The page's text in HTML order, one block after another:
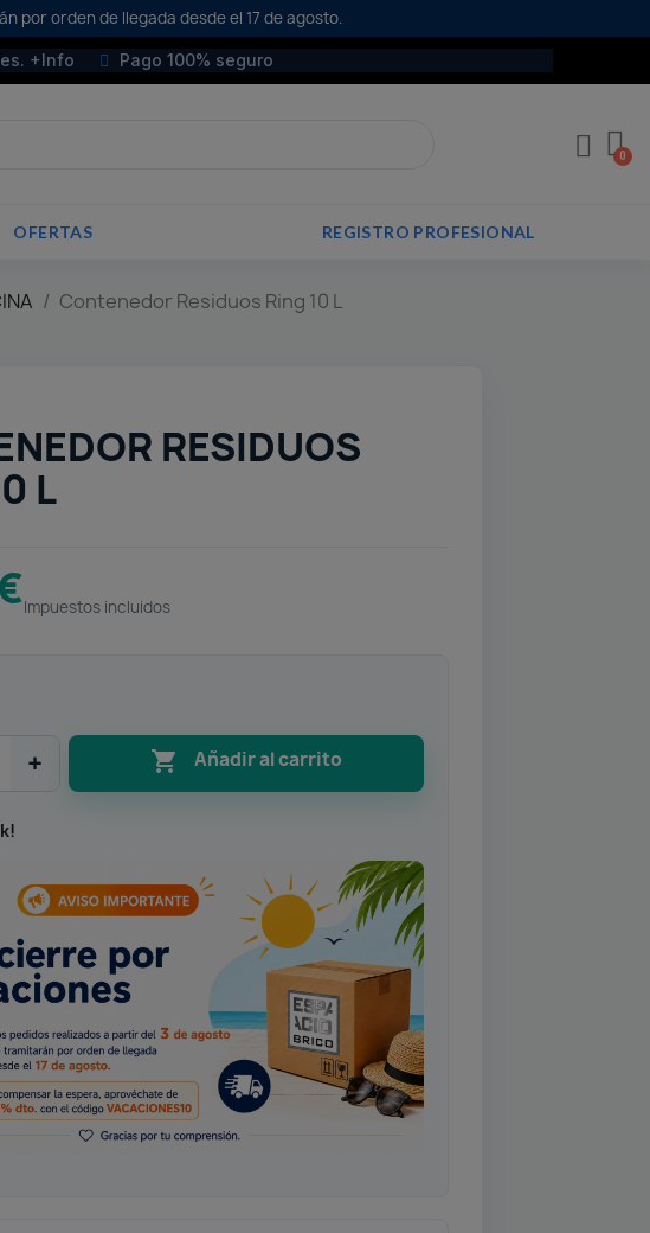
por orden de llegada desde el 17 de agosto.
+Info Pago 100% seguro
OFERTAS REGISTRO PROFESIONAL
Contenedor Residuos Ring 10 L
RESIDUOS
L
Impuestos incluidos
+  Añadir al carrito